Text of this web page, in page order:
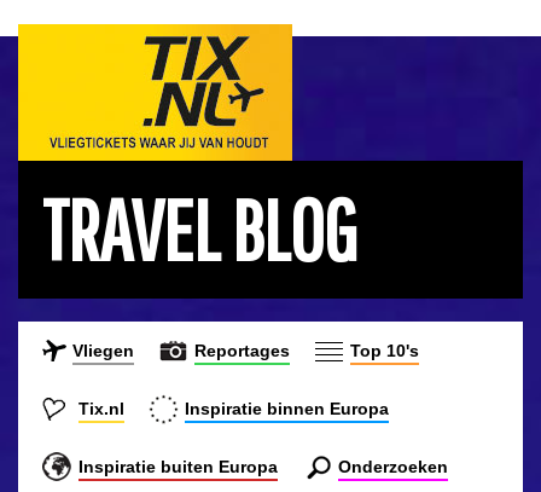
TRAVEL BLOG
Vliegen Reportages Top 10's
Tix.nl Inspiratie binnen Europa
Inspiratie buiten Europa Onderzoeken